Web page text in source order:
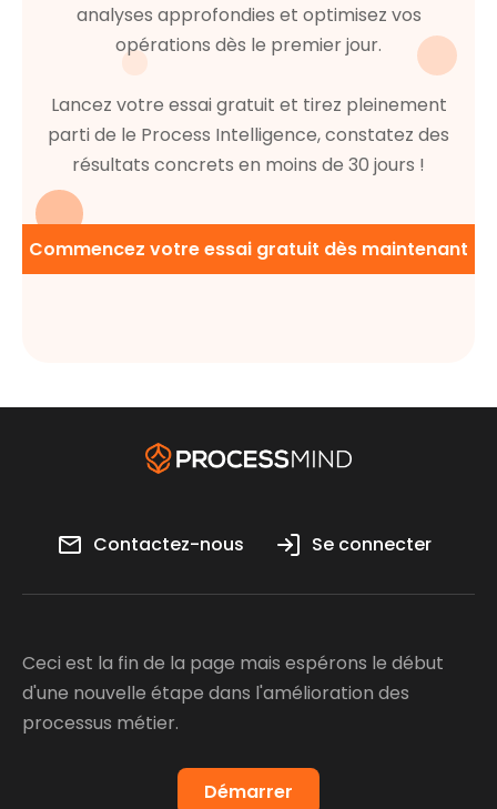
analyses approfondies et optimisez vos
opérations dès le premier jour.
Lancez votre essai gratuit et tirez pleinement
parti de le Process Intelligence, constatez des
résultats concrets en moins de 30 jours !
Commencez votre essai gratuit dès maintenant
Contactez-nous Se connecter
Ceci est la fin de la page mais espérons le début
d'une nouvelle étape dans l'amélioration des
processus métier.
Démarrer